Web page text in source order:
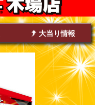
大当り情報